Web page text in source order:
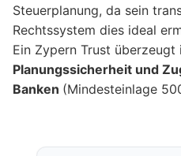
Steuerplanung, da sein
Rechtssystem dies ideal
Ein Zypern Trust
Planungssicherheit und
Banken (Mindesteinlage